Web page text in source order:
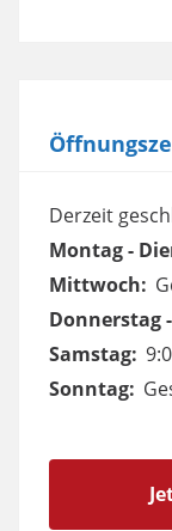
Derzeit
Montag -
Mittwoch:
Donnerstag
Samstag:
Sonntag: